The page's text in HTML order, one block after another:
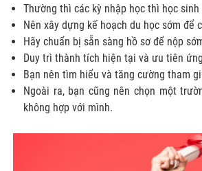
Thường thì các kỳ nhập học thì học
Nên xây dựng kế hoạch du học sớm
Hãy chuẩn bị sẵn sàng hồ sơ để nộp
Duy trì thành tích hiện tại và ưu tiên
Bạn nên tìm hiểu và tăng cường tham
Ngoài ra, bạn cũng nên chọn một
không hợp với mình.